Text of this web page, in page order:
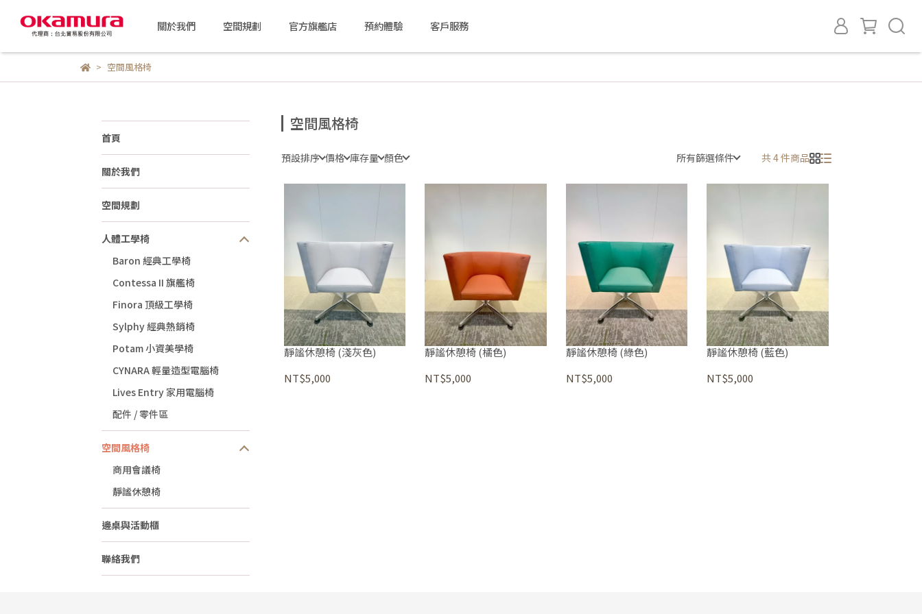
關於我們 空間規劃 官方旗艦店 預約體驗 客戶服務
空間風格椅
首頁
關於我們
空間規劃
人體工學椅
Baron 經典工學椅
Contessa II 旗艦椅
Finora 頂級工學椅
Sylphy 經典熱銷椅
Potam 小資美學椅
CYNARA 輕量造型電腦椅
Lives Entry 家用電腦椅
配件 / 零件區
空間風格椅
商用會議椅
靜謐休憩椅
邊桌與活動櫃
聯絡我們
空間風格椅
預設排序 價格 庫存量 顏色 所有篩選條件 共 4 件商品
靜謐休憩椅 (淺灰色)
NT$5,000
靜謐休憩椅 (橘色)
NT$5,000
靜謐休憩椅 (綠色)
NT$5,000
靜謐休憩椅 (藍色)
NT$5,000